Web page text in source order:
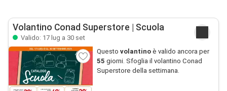
Volantino Conad Superstore | Scuola
Valido: 17 lug a 30 set
Questo volantinoè valido ancora per
55 giorni. Sfoglia il volantino Conad
Superstore della settimana.